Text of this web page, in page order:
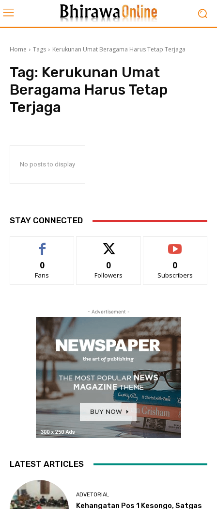
Home Tags Kerukunan Umat Beragama Harus Tetap Terjaga
Tag: Kerukunan Umat
Beragama Harus Tetap
Terjaga
No posts to display
STAY CONNECTED
0
Fans
0
Followers
0
Subscribers
- Advertisement -
LATEST ARTICLES
ADVETORIAL
Kehangatan Pos 1 Kesongo, Satgas